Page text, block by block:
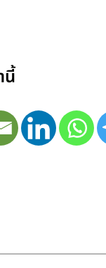
นี้